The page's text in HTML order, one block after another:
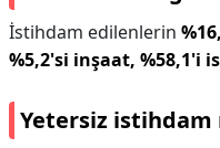
İstihdam edilenlerin
%5,2'si inşaat, %58,1'i
Yetersiz istihdam